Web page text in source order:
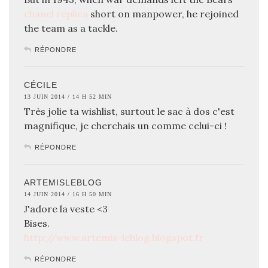
chanel replica short on manpower, he rejoined
the team as a tackle.
RÉPONDRE
CÉCILE
13 JUIN 2014 / 14 H 52 MIN
Très jolie ta wishlist, surtout le sac à dos c'est
magnifique, je cherchais un comme celui-ci !
RÉPONDRE
ARTEMISLEBLOG
14 JUIN 2014 / 16 H 50 MIN
J'adore la veste <3
Bises.
http://www.artemis-leblog.blogspot.fr
RÉPONDRE